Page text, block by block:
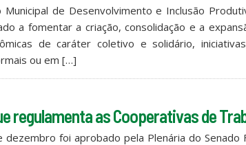
Municipal de Desenvolvimento e Inclusão
a fomentar a criação, consolidação e a
de caráter coletivo e solidário,
ou em […]
regulamenta as Cooperativas de
dezembro foi aprobado pela Plenária do